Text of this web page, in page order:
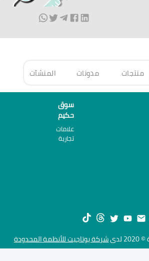
منتجات مدونات المنشآت
سوق
حكيم
علامات
تجارية
شركة يوتاجيت للأنظمة المحدودة